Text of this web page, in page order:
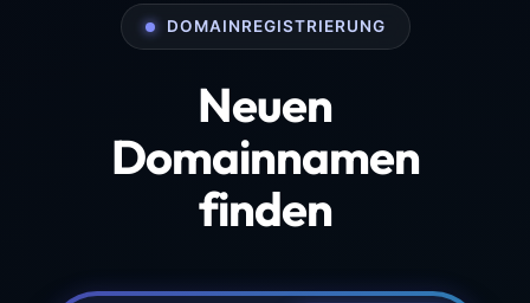
DOMAINREGISTRIERUNG
Neuen
Domainnamen
finden